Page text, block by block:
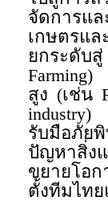
จัดการแ
เกษตรแ
ยกระดั
สูง (เช่น
รับมือภัย
ปัญหาสิ่ง
ขยายโอ
ตั้งทีมไท